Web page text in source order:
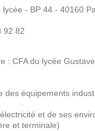
lycée - BP 44 - 40160
92 82
: CFA du lycée
des équipements
et de ses
et terminale)